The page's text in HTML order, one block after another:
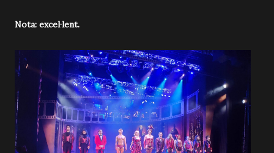
Nota: excel·lent.